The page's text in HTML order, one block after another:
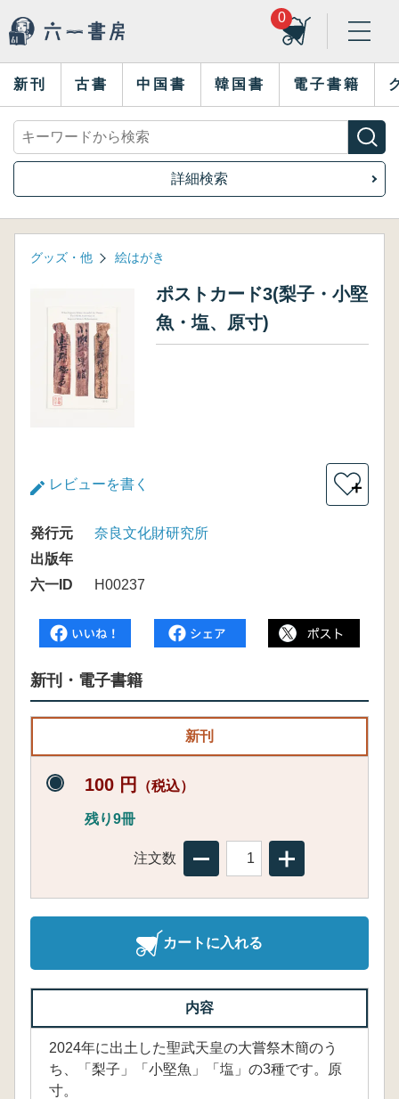
0
新刊 古書 中国書 韓国書 電子書籍
詳細検索
グッズ・他 絵はがき
ポストカード3(梨子・小堅
魚・塩、原寸)
レビューを書く ＋
発行元
奈良文化財研究所
出版年
六一ID
H00237
新刊・電子書籍
新刊
100 円 （税込）
残り9冊
注文数
カートに入れる
内容
2024年に出土した聖武天皇の大嘗祭木簡のう
ち、「梨子」「小堅魚」「塩」の3種です。原
寸。